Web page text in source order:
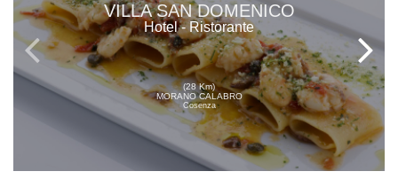
VILLA SAN DOMENICO
Hotel - Ristorante
(28 Km)
MORANO CALABRO
Cosenza